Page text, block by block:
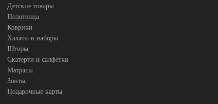
Детские товары
Полотенца
Коврики
Халаты и наборы
Шторы
Скатерти и салфетки
Матрасы
Зонты
Подарочные карты